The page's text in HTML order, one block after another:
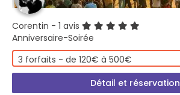
Corentin - 1 avis
Anniversaire-Soirée
3 forfaits - de 120€ à 500€
Détail et réservation